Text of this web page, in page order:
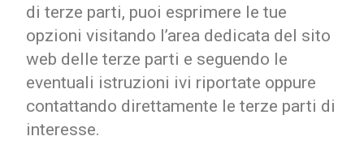
di terze parti, puoi esprimere le tue
opzioni visitando l’area dedicata del sito
web delle terze parti e seguendo le
eventuali istruzioni ivi riportate oppure
contattando direttamente le terze parti di
interesse.